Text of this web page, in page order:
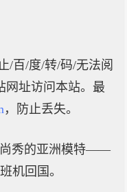
/百/度/转/码/无法阅
网址访问本站。最
，防止丢失。
尚秀的亚洲模特——
机回国。